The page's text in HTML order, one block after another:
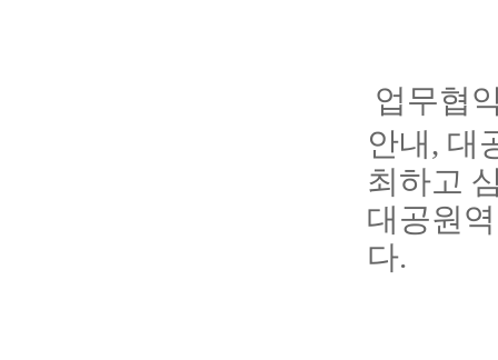
업무협
안내, 대
최하고
대공원
다.